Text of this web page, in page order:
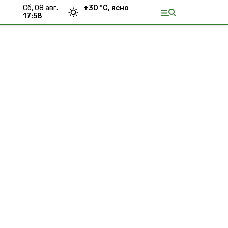
сб, 08 авг.
17:58
+30 °С, ясно